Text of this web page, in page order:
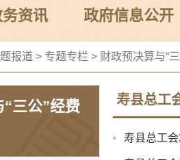
资讯 政府信息公开
报道 > 专题专栏 > 财政预决算与“
三公”经费
寿县总工
寿县总工